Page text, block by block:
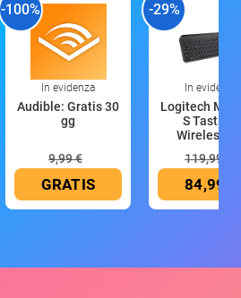
-100%
In evidenza
Audible: Gratis 30
gg
9,99 €
GRATIS
-29%
In evidenza
Logitech MX
S Tastiera
Wireless
119,99 €
84,99 €